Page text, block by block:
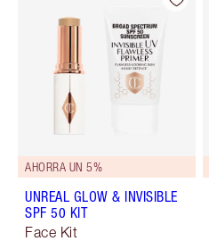
AHORRA UN 5%
UNREAL GLOW & INVISIBLE
SPF 50 KIT
Face Kit